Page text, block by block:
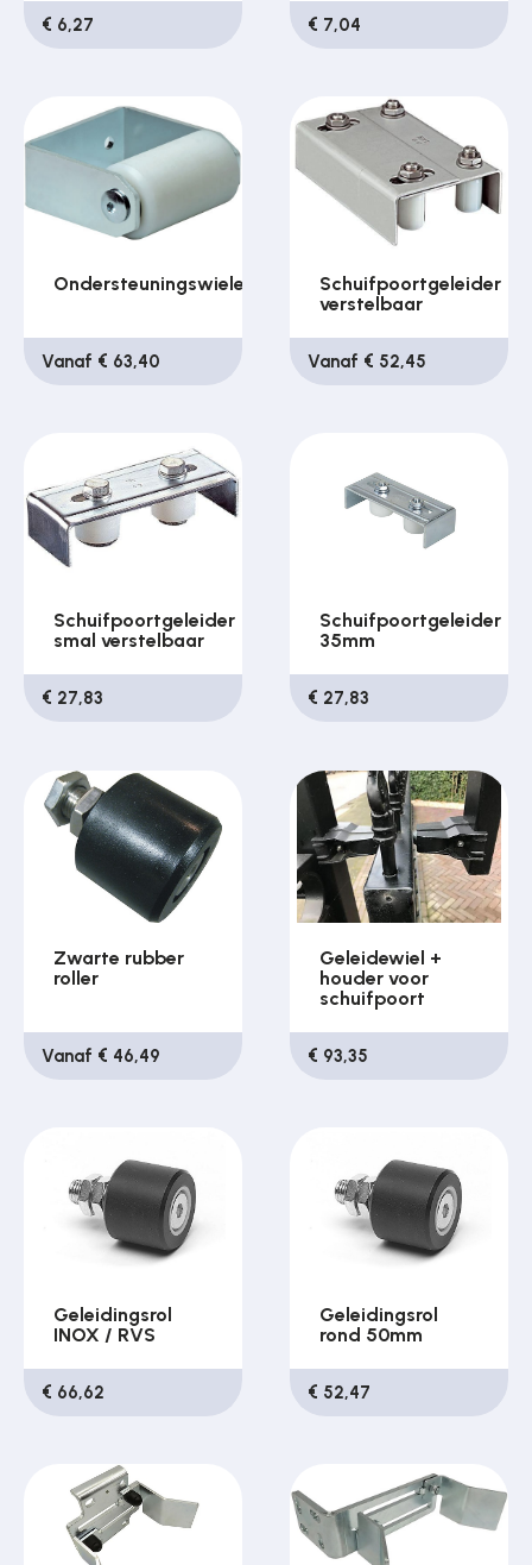
€ 6,27 € 7,04
Ondersteuningswielen
Vanaf € 63,40
Schuifpoortgeleider
verstelbaar
Vanaf € 52,45
Schuifpoortgeleider
smal verstelbaar
€ 27,83
Schuifpoortgeleider
35mm
€ 27,83
Zwarte rubber
roller
Vanaf € 46,49
Geleidewiel +
houder voor
schuifpoort
€ 93,35
Geleidingsrol
INOX / RVS
€ 66,62
Geleidingsrol
rond 50mm
€ 52,47